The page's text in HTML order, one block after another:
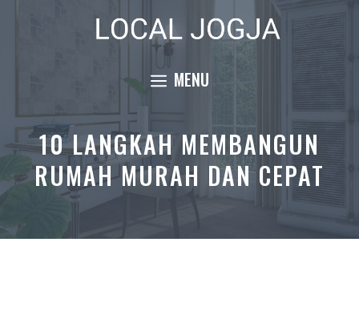
MENU
10 LANGKAH MEMBANGUN
RUMAH MURAH DAN CEPAT